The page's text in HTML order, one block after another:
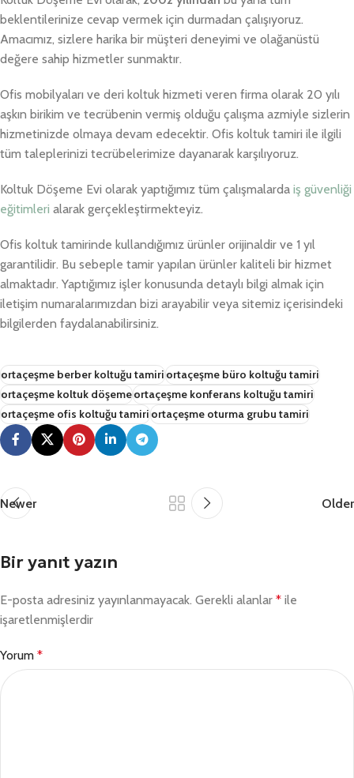
beklentilerinize cevap vermek için durmadan çalışıyoruz.
Amacımız, sizlere harika bir müşteri deneyimi ve olağanüstü
değere sahip hizmetler sunmaktır.
Ofis mobilyaları ve deri koltuk hizmeti veren firma olarak 20 yılı
aşkın birikim ve tecrübenin vermiş olduğu çalışma azmiyle sizlerin
hizmetinizde olmaya devam edecektir. Ofis koltuk tamiri ile ilgili
tüm taleplerinizi tecrübelerimize dayanarak karşılıyoruz.
Koltuk Döşeme Evi olarak yaptığımız tüm çalışmalarda iş güvenliği
eğitimleri alarak gerçekleştirmekteyiz.
Ofis koltuk tamirinde kullandığımız ürünler orijinaldir ve 1 yıl
garantilidir. Bu sebeple tamir yapılan ürünler kaliteli bir hizmet
almaktadır. Yaptığımız işler konusunda detaylı bilgi almak için
iletişim numaralarımızdan bizi arayabilir veya sitemiz içerisindeki
bilgilerden faydalanabilirsiniz.
ortaçeşme berber koltuğu tamiriortaçeşme büro koltuğu tamiri
ortaçeşme koltuk döşemeortaçeşme konferans koltuğu tamiri
ortaçeşme ofis koltuğu tamiriortaçeşme oturma grubu tamiri
Newer Older
Bir yanıt yazın
E-posta adresiniz yayınlanmayacak. Gerekli alanlar * ile
işaretlenmişlerdir
Yorum *